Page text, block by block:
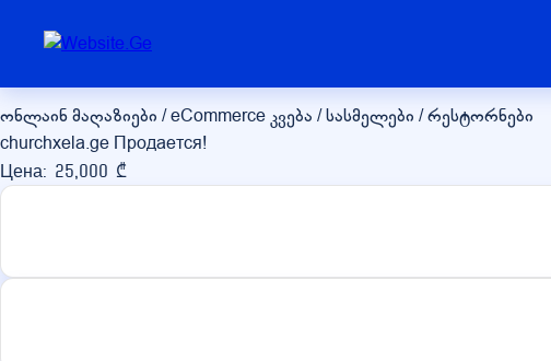
churchxela.ge
ონლაინ მაღაზიები / eCommerce კვება / სასმელები / რესტორნები
churchxela.ge Продается!
Цена: 25,000 ₾